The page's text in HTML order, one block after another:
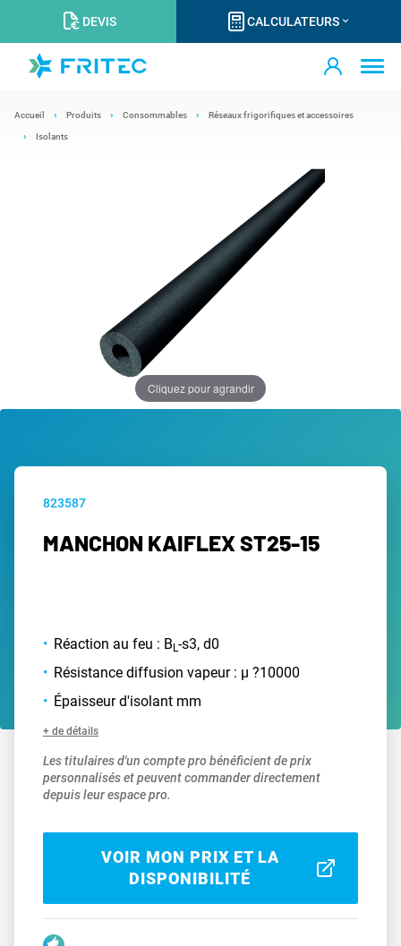
DEVIS CALCULATEURS
Accueil Produits Consommables Réseaux frigorifiques et accessoires
Isolants
Cliquez pour agrandir
823587
MANCHON KAIFLEX ST25-15
Réaction au feu : B L-s3, d0
Résistance diffusion vapeur : µ ?10000
Épaisseur d'isolant mm
+ de détails
Les titulaires d'un compte pro bénéficient de prix
personnalisés et peuvent commander directement
depuis leur espace pro.
VOIR MON PRIX ET LA
DISPONIBILITÉ